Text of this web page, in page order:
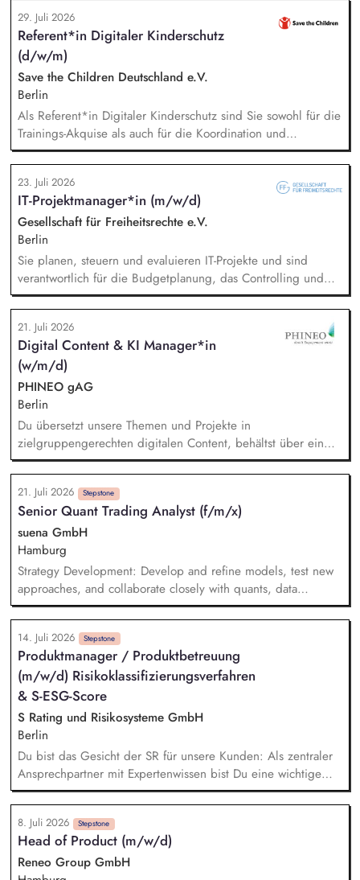
du sowohl mit selbst generierten Leads als auch mit
qualifizierten Inbound-Anfragen in einem typischen Sales-
Zyklus von rund zwei Monaten. Außerdem repräsentierst du
uns auf Messen, Konferenzen und Veranstaltungen im
Bildungsbereich und trägst aktiv dazu bei, unsere Marke in
Deutschland zu etablieren.
29. Juli 2026
Referent*in Digitaler Kinderschutz
(d/w/m)
Save the Children Deutschland e.V.
Berlin
Als Referent*in Digitaler Kinderschutz sind Sie sowohl für die
Trainings-Akquise als auch für die Koordination und
Durchführung von ca. zweistündigen Workshops
verantwortlich. Identifikation, Ansprache und Akquise von
Institutionen und Organisationen für Trainings zum sensiblen
Umgang mit Kinderfotos und -videos (z. B. Kitas, Schulen,
Sportvereine und -verbände, Jugendverbände,
Kinder-/Jugendreiseveranstalter). Eigenständige Konzeption
und Durchführung zielgruppengerechter Trainings in
digitalen Formaten sowie in Präsenz bei Auftraggebern.
23. Juli 2026
IT-Projektmanager*in (m/w/d)
Gesellschaft für Freiheitsrechte e.V.
Berlin
Sie planen, steuern und evaluieren IT-Projekte und sind
verantwortlich für die Budgetplanung, das Controlling und
die Ressourcenverteilung, Sie steuern das
Wissensmanagement und begleiten die Migration sowie die
fortlaufende Verwaltung unserer Cloud-Dienste, Sie arbeiten
mit der Systemadministration zusammen und sind dabei
verantwortlich für die Kommunikation mit unseren externen
Dienstleistern, Sie tragen die Verantwortung für die Qualität
des First-Level-Supports für das GFF-Team.
21. Juli 2026
Digital Content & KI Manager*in
(w/m/d)
PHINEO gAG
Berlin
Du übersetzt unsere Themen und Projekte in
zielgruppengerechten digitalen Content, behältst über ein
systematisches Performance-Tracking den Erfolg unserer
Seiten und Mailings im Blick und berätst das Team als
strategische*r Sparringspartner*in für digitale Trends,
Plattformfragen und den Einsatz von KI. Du übernimmst die
technische und operative Betreuung unserer gesamten
Webseiten-Landschaft und verantwortest die strategische
Weiterentwicklung von HubSpot.
21. Juli 2026 Stepstone
Senior Quant Trading Analyst (f/m/x)
suena GmbH
Hamburg
Strategy Development: Develop and refine models, test new
approaches, and collaborate closely with quants, data
scientists, and developers. Risk Management: Spot risks early,
think in scenarios, and ensure we're prepared for anything.
Quantitative Analysis: Use Python and other tools to analyze
and optimize trading operations, and develop new strategies.
Live Trading: Monitor markets, prices, and live trading
results; react quickly to anomalies; improve our automated
processes.
14. Juli 2026 Stepstone
Produktmanager / Produktbetreuung
(m/w/d) Risikoklassifizierungsverfahren
& S-ESG-Score
S Rating und Risikosysteme GmbH
Berlin
Du bist das Gesicht der SR für unsere Kunden: Als zentraler
Ansprechpartner mit Expertenwissen bist Du eine wichtige
Anlaufstelle für den S-ESG-Score und unsere etablierten
Risikoklassifizierungsverfahren. Du leistest wichtige
Übersetzungsarbeit: Durch die Erstellung von
praxistauglichen Schulungs- und Kommunikationsunterlagen
(Leitfäden, FAQ-Listen, Validierungskommunikationen etc.)
8. Juli 2026 Stepstone
Head of Product (m/w/d)
Reneo Group GmbH